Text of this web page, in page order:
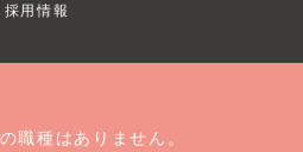
採用情報
職種はありません。